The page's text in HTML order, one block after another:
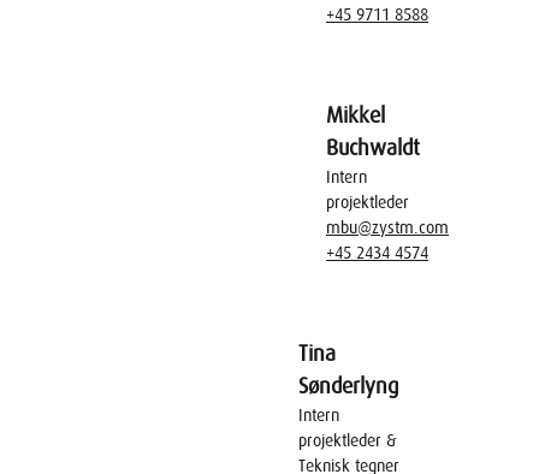
+45 9711 8588
Mikkel
Buchwaldt
Intern
projektleder
mbu@zystm.com
+45 2434 4574
Tina
Sønderlyng
Intern
projektleder &
Teknisk tegner